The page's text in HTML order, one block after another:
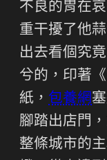
不良的胃在
重干擾了他
出去看個究
兮的，印著
紙， 包養網
腳踏出店門
整條城市的